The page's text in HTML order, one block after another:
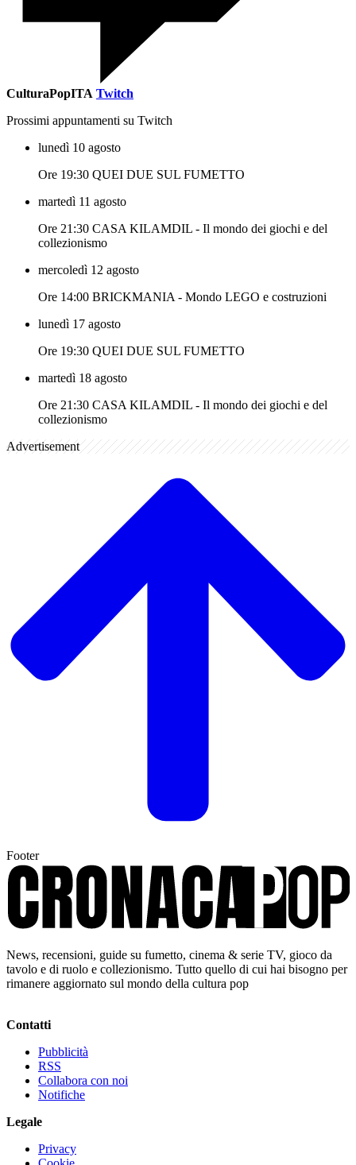
CulturaPopITA Twitch
Prossimi appuntamenti su Twitch
lunedì 10 agosto
Ore 19:30 QUEI DUE SUL FUMETTO
martedì 11 agosto
Ore 21:30 CASA KILAMDIL - Il mondo dei giochi e del
collezionismo
mercoledì 12 agosto
Ore 14:00 BRICKMANIA - Mondo LEGO e costruzioni
lunedì 17 agosto
Ore 19:30 QUEI DUE SUL FUMETTO
martedì 18 agosto
Ore 21:30 CASA KILAMDIL - Il mondo dei giochi e del
collezionismo
Advertisement
Footer
News, recensioni, guide su fumetto, cinema & serie TV, gioco da
tavolo e di ruolo e collezionismo. Tutto quello di cui hai bisogno per
rimanere aggiornato sul mondo della cultura pop
Contatti
Pubblicità
RSS
Collabora con noi
Notifiche
Legale
Privacy